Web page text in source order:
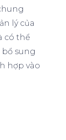
lý của
có thể
sung
hợp vào